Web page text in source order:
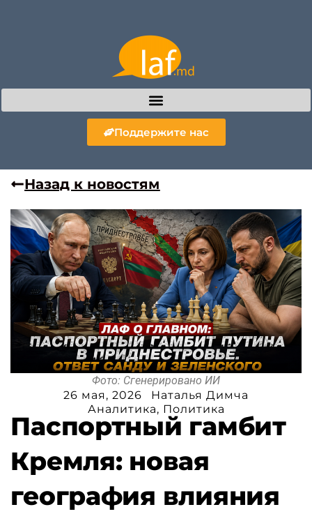
Поддержите нас
Назад к новостям
Фото: Сгенерировано ИИ
26 мая, 2026
Наталья Димча
Аналитика, Политика
Паспортный гамбит
Кремля: новая
география влияния